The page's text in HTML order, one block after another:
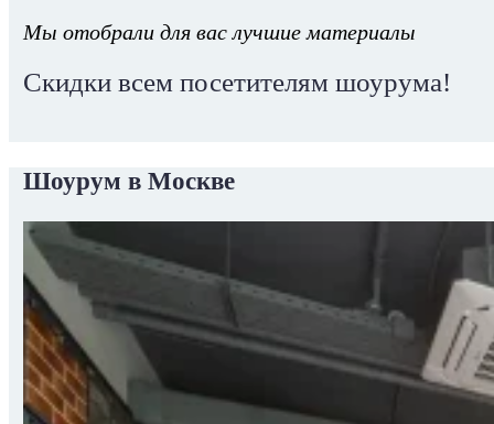
Мы отобрали для вас лучшие материалы
Скидки всем посетителям шоурума!
Шоурум в Москве